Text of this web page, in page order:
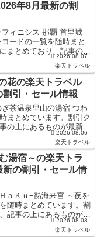
年8月最新の割
ィニシス 那覇 首里城
ードの一覧を随時まと
まとめており、記事の上
。ホテル・...
2026.08.07
楽天トラベル
花の楽天トラベル
引・セール情報
茶温泉里山の湯宿 つわ
まとめています。割引ク
の上にあるものが最新の
の予約などで...2026.08.06
楽天トラベル
湯宿～の楽天トラ
の割引・セール情
ａＫｕ−熱海来宮 ～夜を
随時まとめています。割
記事の上にあるものが最
宿泊の予約... 2026.08.08
楽天トラベル